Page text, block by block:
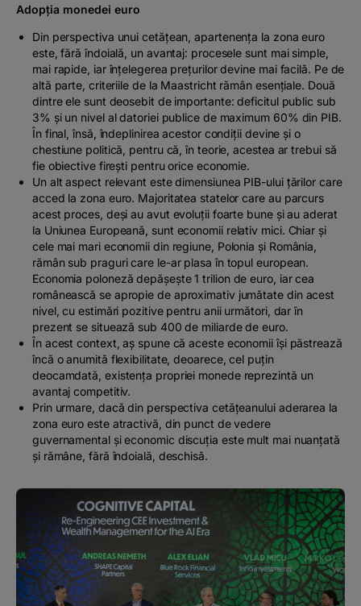
Adopția monedei euro
Din perspectiva unui cetățean, apartenența la zona euro
este, fără îndoială, un avantaj: procesele sunt mai simple,
mai rapide, iar înțelegerea prețurilor devine mai facilă. Pe de
altă parte, criteriile de la Maastricht rămân esențiale. Două
dintre ele sunt deosebit de importante: deficitul public sub
3% și un nivel al datoriei publice de maximum 60% din PIB.
În final, însă, îndeplinirea acestor condiții devine și o
chestiune politică, pentru că, în teorie, acestea ar trebui să
fie obiective firești pentru orice economie.
Un alt aspect relevant este dimensiunea PIB-ului țărilor care
acced la zona euro. Majoritatea statelor care au parcurs
acest proces, deși au avut evoluții foarte bune și au aderat
la Uniunea Europeană, sunt economii relativ mici. Chiar și
cele mai mari economii din regiune, Polonia și România,
rămân sub praguri care le-ar plasa în topul european.
Economia poloneză depășește 1 trilion de euro, iar cea
românească se apropie de aproximativ jumătate din acest
nivel, cu estimări pozitive pentru anii următori, dar în
prezent se situează sub 400 de miliarde de euro.
În acest context, aș spune că aceste economii își păstrează
încă o anumită flexibilitate, deoarece, cel puțin
deocamdată, existența propriei monede reprezintă un
avantaj competitiv.
Prin urmare, dacă din perspectiva cetățeanului aderarea la
zona euro este atractivă, din punct de vedere
guvernamental și economic discuția este mult mai nuanțată
și rămâne, fără îndoială, deschisă.